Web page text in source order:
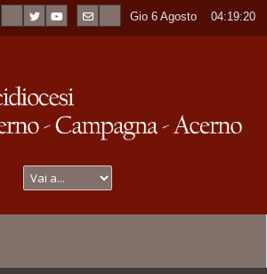
Gio 6 Agosto ----04:19:20